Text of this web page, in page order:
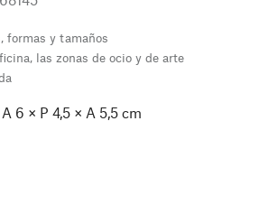
formas y tamaños
las zonas de ocio y de arte
6 × P 4,5 × A 5,5 cm